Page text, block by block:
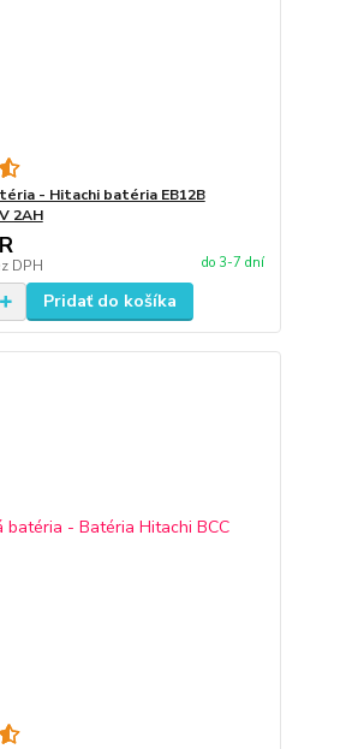
- Hitachi batéria EB12B
2AH
DPH do 3-7 dní
Pridať do košíka